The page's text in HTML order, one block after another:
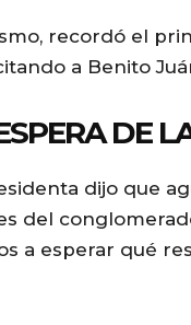
recordó el
a Benito
DE
dijo que
del
a esperar qué